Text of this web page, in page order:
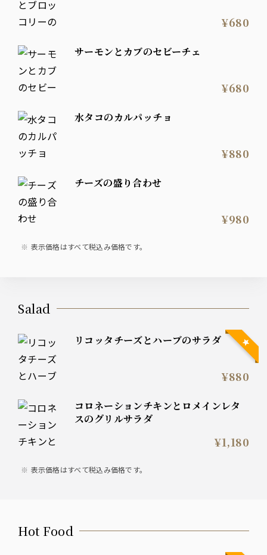
¥680
サーモンとカブのセビーチェ
¥680
水タコのカルパッチョ
¥880
チーズの盛り合わせ
¥980
表示価格はすべて税込み価格です。
Salad
リコッタチーズとハーブのサラダ
¥880
コロネーションチキンとロメインレタ
スのグリルサラダ
¥1,180
表示価格はすべて税込み価格です。
Hot Food